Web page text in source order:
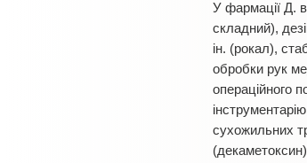
У фармації Д.
складний),
ін. (рокал),
обробки рук
операційного
сухожильних